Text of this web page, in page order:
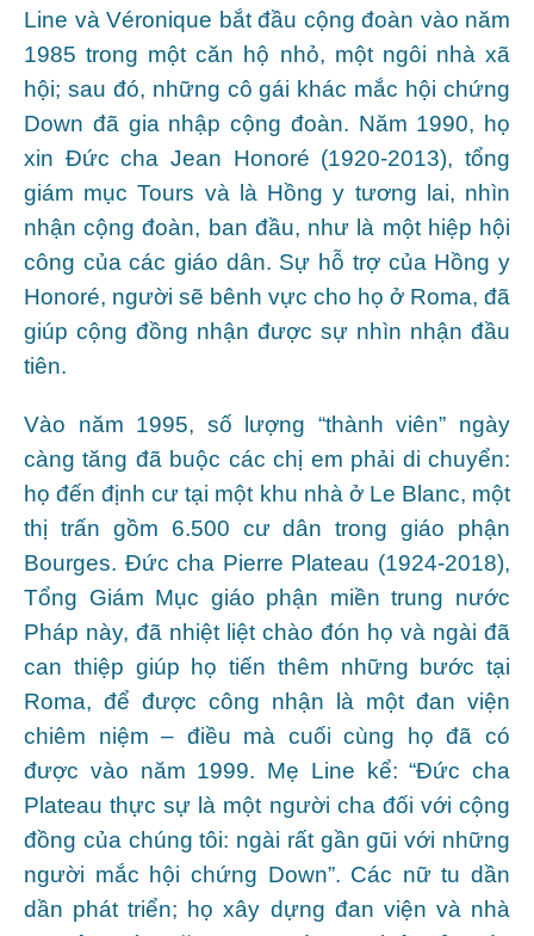
Line và Véronique bắt đầu cộng đoàn vào năm
1985 trong một căn hộ nhỏ, một ngôi nhà xã
hội; sau đó, những cô gái khác mắc hội chứng
Down đã gia nhập cộng đoàn. Năm 1990, họ
xin Đức cha Jean Honoré (1920-2013), tổng
giám mục Tours và là Hồng y tương lai, nhìn
nhận cộng đoàn, ban đầu, như là một hiệp hội
công của các giáo dân. Sự hỗ trợ của Hồng y
Honoré, người sẽ bênh vực cho họ ở Roma, đã
giúp cộng đồng nhận được sự nhìn nhận đầu
tiên.
Vào năm 1995, số lượng “thành viên” ngày
càng tăng đã buộc các chị em phải di chuyển:
họ đến định cư tại một khu nhà ở Le Blanc, một
thị trấn gồm 6.500 cư dân trong giáo phận
Bourges. Đức cha Pierre Plateau (1924-2018),
Tổng Giám Mục giáo phận miền trung nước
Pháp này, đã nhiệt liệt chào đón họ và ngài đã
can thiệp giúp họ tiến thêm những bước tại
Roma, để được công nhận là một đan viện
chiêm niệm – điều mà cuối cùng họ đã có
được vào năm 1999. Mẹ Line kể: “Đức cha
Plateau thực sự là một người cha đối với cộng
đồng của chúng tôi: ngài rất gần gũi với những
người mắc hội chứng Down”. Các nữ tu dần
dần phát triển; họ xây dựng đan viện và nhà